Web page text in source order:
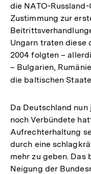
die NATO-
Zustimmung zur
Ungarn traten diese
2004 folgten –
– Bulgarien,
die baltischen
Da Deutschland
noch Verbündete
Aufrechterhaltung
durch eine
mehr zu geben.
Neigung der